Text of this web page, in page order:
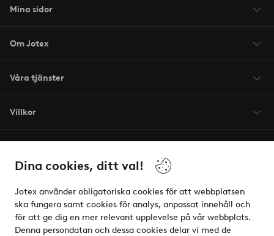
Dina cookies, ditt val!
Jotex använder obligatoriska cookies för att webbplatsen
ska fungera samt cookies för analys, anpassat innehåll och
för att ge dig en mer relevant upplevelse på vår webbplats.
Denna persondatan och dessa cookies delar vi med de
Mina sidor
Om Jotex
Våra tjänster
Villkor
Säkra betalningar - Betala direkt eller dela upp